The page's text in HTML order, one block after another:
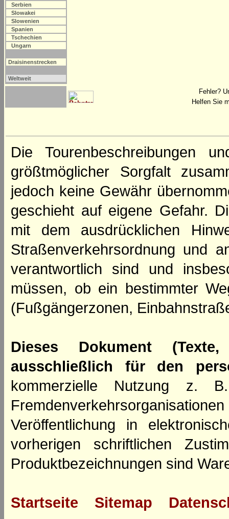
Serbien
Slowakei
Slowenien
Spanien
Tschechien
Ungarn
Draisinenstrecken
Weltweit
Fehler?
Helfen Sie
Die Tourenbeschreibungen
größtmöglicher Sorgfalt
jedoch keine Gewähr
geschieht auf eigene Gefahr.
mit dem ausdrücklichen
Straßenverkehrsordnung und
verantwortlich sind und
müssen, ob ein bestimmter
(Fußgängerzonen,
Dieses Dokument
ausschließlich für den
kommerzielle Nutzung z.
Veröffentlichung in
vorherigen schriftlichen
Produktbezeichnungen sind
Startseite Sitemap